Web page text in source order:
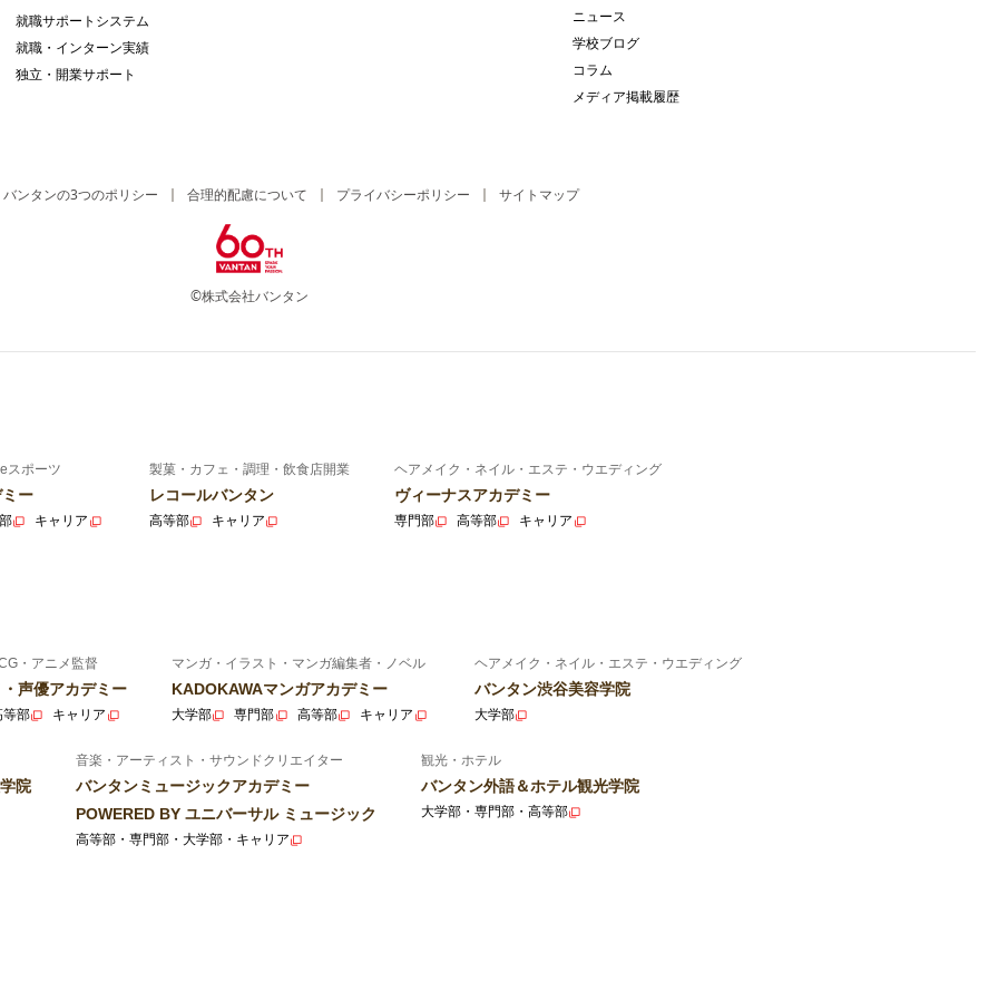
就職サポートシステム
就職・インターン実績
独立・開業サポート
ニュース
学校ブログ
コラム
メディア掲載履歴
バンタンの3つのポリシー 合理的配慮について プライバシーポリシー サイトマップ
©株式会社バンタン
スポーツ
ー
キャリア
製菓・カフェ・調理・飲食店開業
レコールバンタン
高等部 キャリア
ヘアメイク・ネイル・エステ・ウエディング
ヴィーナスアカデミー
専門部 高等部 キャリア
・アニメ監督
声優アカデミー
等部 キャリア
マンガ・イラスト・マンガ編集者・ノベル
KADOKAWAマンガアカデミー
大学部 専門部 高等部 キャリア
ヘアメイク・ネイル・エステ・ウエディング
バンタン渋谷美容学院
大学部
院
音楽・アーティスト・サウンドクリエイター
バンタンミュージックアカデミー
POWERED BY ユニバーサル ミュージック
高等部・専門部・大学部・キャリア
観光・ホテル
バンタン外語＆ホテル観光学院
大学部・専門部・高等部